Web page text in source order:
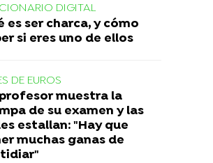
DIGITAL
es ser charca, y cómo
si eres uno de ellos
DE EUROS
muestra la
de su examen y las
estallan: "Hay que
muchas ganas de